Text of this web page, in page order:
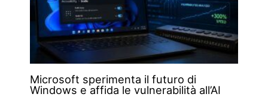
Microsoft sperimenta il futuro di
Windows e affida le vulnerabilità all’AI